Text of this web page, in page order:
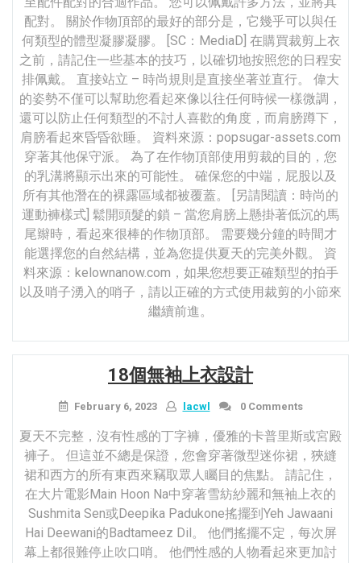
配對。 關於作物頂部的最好的部分是，它幾乎可以與任
何類型的體型凝膠凝膠。 [SC：MediaD] 在購買裁剪上衣
之前，請記住一些基本的技巧，以確切地按照您的日程安
排佩戴。 直接站立 – 時尚規則是直接坐著並直行。 偉大
的姿勢不僅可以幫助您看起來像以往任何時候一樣微調，
還可以防止任何類型的不討人喜歡的角度，而肩膀蹲下，
肩膀看起來昏昏欲睡。 資料來源：popsugar-assets.com
穿著其他保守派。 為了在作物頂部使用剪裁的目的，您
的乳溝將顯示出來的可能性。 確保您的中端，屁股以及
所有其他潛在的裸露區域都被覆蓋。 [另請閱讀：時尚的
運動褲樣式] 鬆開頭髮的鎖 – 當您肩膀上懸掛著低沉的馬
尾辮時，看起來很棒的作物頂部。 需要幾分鐘的時間才
能選擇您的自然結構，並為您提供夏天的完美外觀。 資
料來源：kelownanow.com，如果您想要正確類型的拍手
以及哨子湧入的哨子，請以正確的方式使用裁剪的小節來
繼續前進。
18個無袖上衣設計
February 6, 2023 lacwl 0 Comments
夏天不完整，沒有性感的丁字褲，優雅的卡普里斯或宮殿
褲子。 但這並不總是保證，您會穿著微型迷你裙，狹縫
裙和西方的所有東西來竊取眾人矚目的焦點。 請記住，
在大片電影Main Hoon Na中穿著雪紡紗麗和無袖上衣的
Sushmita Sen或Deepika Padukone搖擺到Yeh Jawaani
Hai Deewani的Badtameez Dil。 他們搖擺不定，每次屏
幕上都很難停止吹口哨。 他們性感的人物看起來更加討